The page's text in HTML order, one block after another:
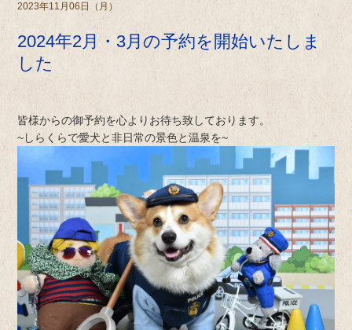
2023年11月06日（月）
2024年2月・3月の予約を開始いたしま
した
皆様からの御予約を心よりお待ち致しております。
~しらくらで愛犬と非日常の景色と温泉を~